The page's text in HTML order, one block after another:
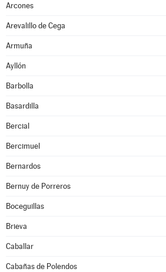
Arcones
Arevalillo de Cega
Armuña
Ayllón
Barbolla
Basardilla
Bercial
Bercimuel
Bernardos
Bernuy de Porreros
Boceguillas
Brieva
Caballar
Cabañas de Polendos